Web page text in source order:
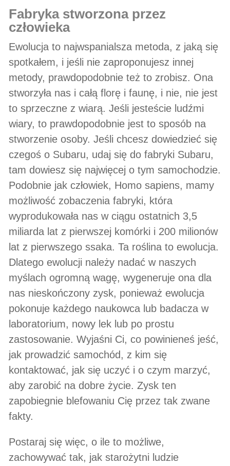
fabryka stworzona przez
człowieka
Ewolucja to najwspanialsza metoda, z jaką się
spotkałem, i jeśli nie zaproponujesz innej
metody, prawdopodobnie też to zrobisz. Ona
stworzyła nas i całą florę i faunę, i nie, nie jest
to sprzeczne z wiarą. Jeśli jesteście ludźmi
wiary, to prawdopodobnie jest to sposób na
stworzenie osoby. Jeśli chcesz dowiedzieć się
czegoś o Subaru, udaj się do fabryki Subaru,
tam dowiesz się najwięcej o tym samochodzie.
Podobnie jak człowiek, Homo sapiens, mamy
możliwość zobaczenia fabryki, która
wyprodukowała nas w ciągu ostatnich 3,5
miliarda lat z pierwszej komórki i 200 milionów
lat z pierwszego ssaka. Ta roślina to ewolucja.
Dlatego ewolucji należy nadać w naszych
myślach ogromną wagę, wygeneruje ona dla
nas nieskończony zysk, ponieważ ewolucja
pokonuje każdego naukowca lub badacza w
laboratorium, nowy lek lub po prostu
zastosowanie. Wyjaśni Ci, co powinieneś jeść,
jak prowadzić samochód, z kim się
kontaktować, jak się uczyć i o czym marzyć,
aby zarobić na dobre życie. Zysk ten
zapobiegnie blefowaniu Cię przez tak zwane
fakty.
Postaraj się więc, o ile to możliwe,
zachowywać tak, jak starożytni ludzie